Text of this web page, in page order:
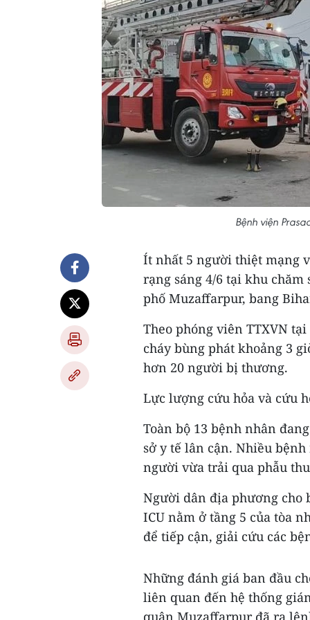
Bệnh viện
Ít nhất 5 người thiệt mạng
rạng sáng 4/6 tại khu chăm
phố Muzaffarpur, bang
Theo phóng viên TTXVN
cháy bùng phát khoảng 3
hơn 20 người bị thương.
Lực lượng cứu hỏa và cứu
Toàn bộ 13 bệnh nhân
sở y tế lân cận. Nhiều
người vừa trải qua phẫu
Người dân địa phương cho
ICU nằm ở tầng 5 của tòa
để tiếp cận, giải cứu các
Những đánh giá ban đầu
liên quan đến hệ thống
quận Muzaffarpur đã ra